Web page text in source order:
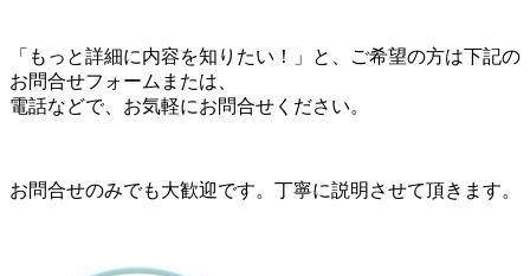
「もっと詳細に内容を知りたい！」と、ご希望の方は下記の
お問合せフォームまたは、
電話などで、お気軽にお問合せください。
お問合せのみでも大歓迎です。丁寧に説明させて頂きます。